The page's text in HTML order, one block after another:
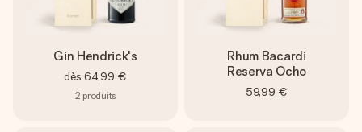
Gin Hendrick's
dès 64,99 €
2 produits
Rhum Bacardi
Reserva Ocho
59,99 €